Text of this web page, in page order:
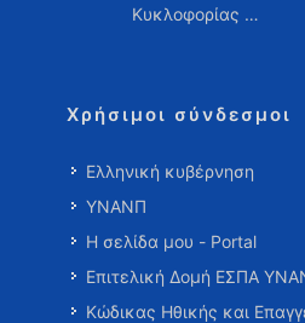
Κυκλοφορίας …
Χρήσιμοι σύνδεσμοι
Ελληνική κυβέρνηση
ΥΝΑΝΠ
Η σελίδα μου - Portal
Επιτελική Δομή ΕΣΠΑ
Κώδικας Ηθικής και